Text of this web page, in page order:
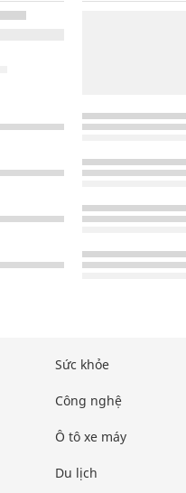
Sức khỏe
Công nghệ
Ô tô xe máy
Du lịch